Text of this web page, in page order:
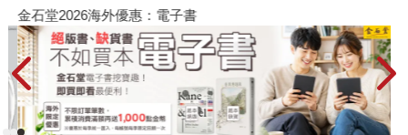
金石堂2026海外優惠：電子書